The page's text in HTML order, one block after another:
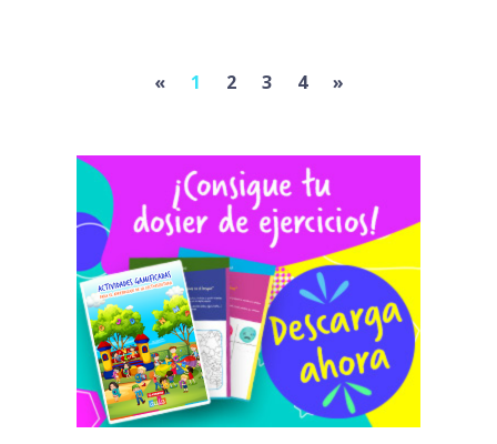
«Previous
1 2 3 4 »Next